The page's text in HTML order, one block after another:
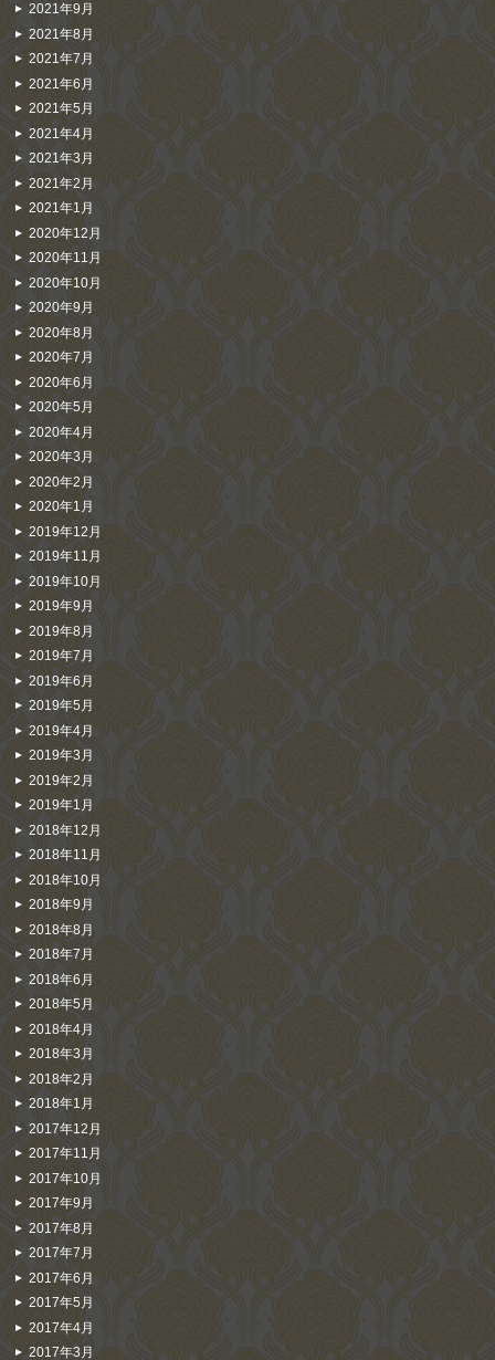
2021年9月
2021年8月
2021年7月
2021年6月
2021年5月
2021年4月
2021年3月
2021年2月
2021年1月
2020年12月
2020年11月
2020年10月
2020年9月
2020年8月
2020年7月
2020年6月
2020年5月
2020年4月
2020年3月
2020年2月
2020年1月
2019年12月
2019年11月
2019年10月
2019年9月
2019年8月
2019年7月
2019年6月
2019年5月
2019年4月
2019年3月
2019年2月
2019年1月
2018年12月
2018年11月
2018年10月
2018年9月
2018年8月
2018年7月
2018年6月
2018年5月
2018年4月
2018年3月
2018年2月
2018年1月
2017年12月
2017年11月
2017年10月
2017年9月
2017年8月
2017年7月
2017年6月
2017年5月
2017年4月
2017年3月